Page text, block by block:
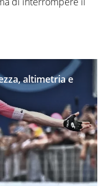
altimetria e